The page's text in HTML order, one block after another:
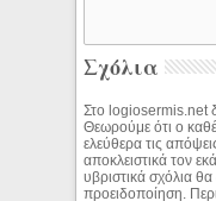
Σχόλια
Στο logiosermis.net
Θεωρούμε ότι ο
ελεύθερα τις
αποκλειστικά τον
υβριστικά σχόλια
προειδοποίηση.